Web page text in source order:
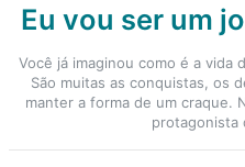
Eu vou ser um
Você já imaginou como é a vida
São muitas as conquistas, os
manter a forma de um craque.
protagonista